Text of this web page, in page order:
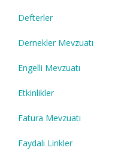
Defterler
Dernekler Mevzuatı
Engelli Mevzuatı
Etkinlikler
Fatura Mevzuatı
Faydalı Linkler